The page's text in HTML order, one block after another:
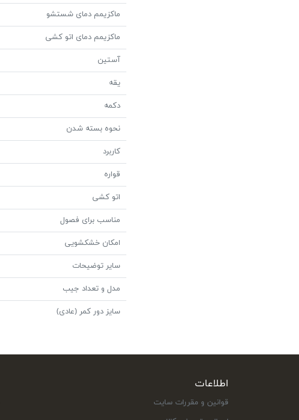
ماکزیمم دمای شستشو
ماکزیمم دمای اتو کشی
آستین
یقه
دکمه
نحوه بسته شدن
کاربرد
قواره
اتو کشی
مناسب برای فصول
امکان خشکشویی
سایر توضیحات
مدل و تعداد جیب
سایز دور کمر (عادی)
اطلاعات
قوانین و مقررات سایت